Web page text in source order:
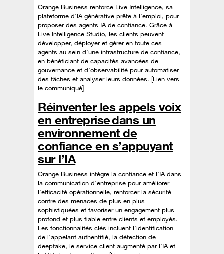
Orange Business renforce Live Intelligence, sa
plateforme d’IA générative prête à l’emploi, pour
proposer des agents IA de confiance. Grâce à
Live Intelligence Studio, les clients peuvent
développer, déployer et gérer en toute ces
agents au sein d’une infrastructure de confiance,
en bénéficiant de capacités avancées de
gouvernance et d’observabilité pour automatiser
des tâches et analyser leurs données. [Lien vers
le communiqué]
Réinventer les appels voix
en entreprise dans un
environnement de
confiance en s’appuyant
sur l’IA
Orange Business intègre la confiance et l’IA dans
la communication d’entreprise pour améliorer
l’efficacité opérationnelle, renforcer la sécurité
contre des menaces de plus en plus
sophistiquées et favoriser un engagement plus
profond et plus fiable entre clients et employés.
Les fonctionnalités clés incluent l’identification
de l’appelant authentifié, la détection de
deepfake, le service client augmenté par l’IA et